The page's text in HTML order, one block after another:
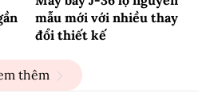
mẫu mới với nhiều thay
đổi thiết kế
thêm